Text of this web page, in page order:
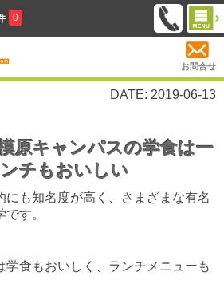
0
お問合せ
DATE: 2019-06-13
原キャンパスの学食は一
チもおいしい
にも知名度が高く、さまざまな有名
す。
学食もおいしく、ランチメニューも